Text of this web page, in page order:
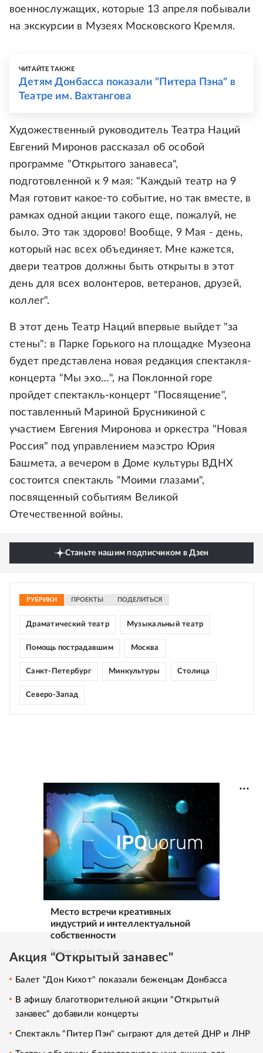
военнослужащих, которые 13 апреля побывали
на экскурсии в Музеях Московского Кремля.
ЧИТАЙТЕ ТАКЖЕ
Детям Донбасса показали "Питера Пэна" в
Театре им. Вахтангова
Художественный руководитель Театра Наций
Евгений Миронов рассказал об особой
программе "Открытого занавеса",
подготовленной к 9 мая: "Каждый театр на 9
Мая готовит какое-то событие, но так вместе, в
рамках одной акции такого еще, пожалуй, не
было. Это так здорово! Вообще, 9 Мая - день,
который нас всех объединяет. Мне кажется,
двери театров должны быть открыты в этот
день для всех волонтеров, ветеранов, друзей,
коллег".
В этот день Театр Наций впервые выйдет "за
стены": в Парке Горького на площадке Музеона
будет представлена новая редакция спектакля-
концерта "Мы эхо…", на Поклонной горе
пройдет спектакль-концерт "Посвящение",
поставленный Мариной Брусникиной с
участием Евгения Миронова и оркестра "Новая
Россия" под управлением маэстро Юрия
Башмета, а вечером в Доме культуры ВДНХ
состоится спектакль "Моими глазами",
посвященный событиям Великой
Отечественной войны.
Станьте нашим подписчиком в Дзен
РУБРИКИ ПРОЕКТЫ ПОДЕЛИТЬСЯ
Драматический театр Музыкальный театр
Помощь пострадавшим Москва
Санкт-Петербург Минкультуры Столица
Северо-Запад
Место встречи креативных
индустрий и интеллектуальной
собственности
Реклама. https://ipquorum.ru
Акция "Открытый занавес"
Балет "Дон Кихот" показали беженцам Донбасса
В афишу благотворительной акции "Открытый
занавес" добавили концерты
Спектакль "Питер Пэн" сыграют для детей ДНР и ЛНР